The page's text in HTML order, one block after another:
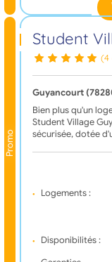
Promo
Student
(4
Guyancourt
Bien plus qu'un
Student Village
sécurisée, dotée
Logements :
Disponibilités :